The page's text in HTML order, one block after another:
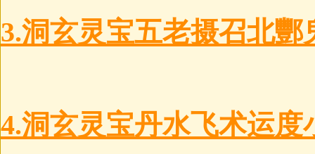
3.洞玄灵宝五老摄召北
4.洞玄灵宝丹水飞术运